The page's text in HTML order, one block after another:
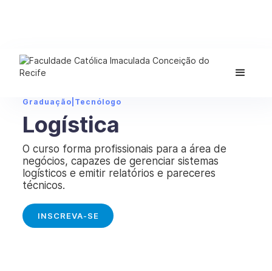
Graduação Tecnólogo
Logística
O curso forma profissionais para a área de
negócios, capazes de gerenciar sistemas
logísticos e emitir relatórios e pareceres
técnicos.
INSCREVA-SE